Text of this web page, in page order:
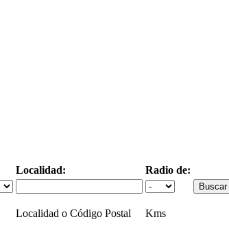
Localidad: Radio de:
Localidad o Código Postal Kms